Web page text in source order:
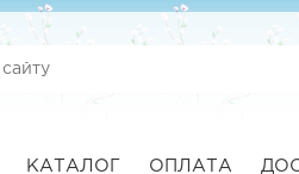
КАТАЛОГ ОПЛАТА